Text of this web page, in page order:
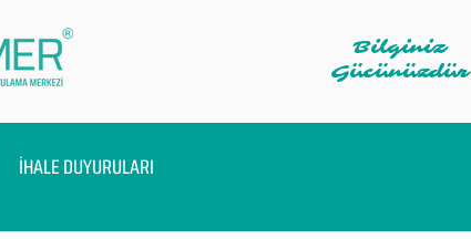
Bilginiz
Gücünüzdür
İHALE DUYURULARI